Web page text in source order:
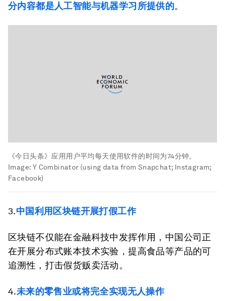
分内容都是人工智能与机器学习所提供的。
《今日头条》应用用户平均每天使用软件的时间为74分钟。
Image: Y Combinator (using data from Snapchat; Instagram;
Facebook)
3.中国利用区块链开展打假工作
区块链不仅能在金融科技中发挥作用，中国公司正
在开展分布式账本技术实验，提高食品等产品的可
追溯性，打击假货贩卖活动。
4.未来的零售业或将完全实现无人操作